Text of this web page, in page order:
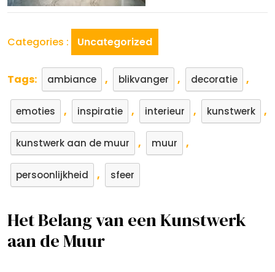
Categories : Uncategorized
Tags: ambiance , blikvanger , decoratie ,
emoties , inspiratie , interieur , kunstwerk ,
kunstwerk aan de muur , muur ,
persoonlijkheid , sfeer
Het Belang van een Kunstwerk
aan de Muur